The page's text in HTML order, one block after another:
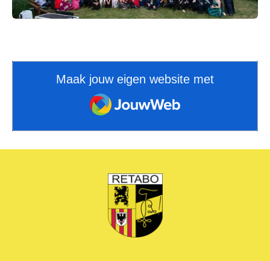
Maak jouw eigen website met
JouwWeb